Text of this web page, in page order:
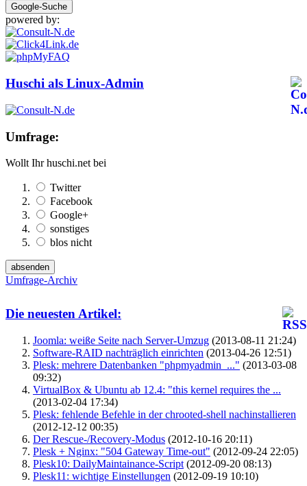
powered by:
Huschi als Linux-Admin
Umfrage:
Wollt Ihr huschi.net bei
Twitter
Facebook
Google+
sonstiges
blos nicht
Umfrage-Archiv
Die neuesten Artikel:
Joomla: weiße Seite nach Server-Umzug (2013-08-11 21:24)
Software-RAID nachträglich einrichten (2013-04-26 12:51)
Plesk: mehrere Datenbanken "phpmyadmin_..." (2013-03-08
09:32)
VirtualBox & Ubuntu ab 12.4: "this kernel requires the ...
(2013-02-04 17:34)
Plesk: fehlende Befehle in der chrooted-shell nachinstallieren
(2012-12-12 00:35)
Der Rescue-/Recovery-Modus (2012-10-16 20:11)
Plesk + Nginx: "504 Gateway Time-out" (2012-09-24 22:05)
Plesk10: DailyMaintainance-Script (2012-09-20 08:13)
Plesk11: wichtige Einstellungen (2012-09-19 10:10)